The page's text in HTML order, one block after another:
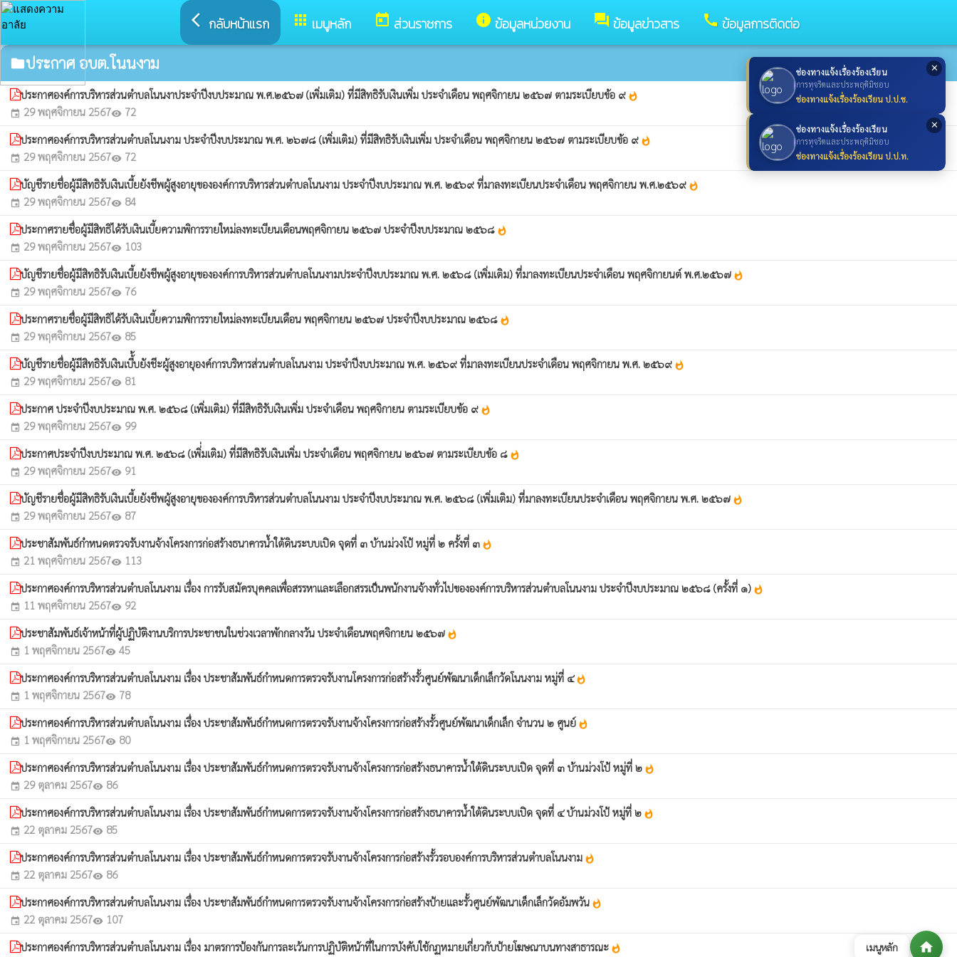
เมนูหลัก home
✕
ช่องทางแจ้งเรื่องร้องเรียน
การทุจริตและประพฤติมิชอบ
ช่องทางแจ้งเรื่องร้องเรียน ป.ป.ช.
✕
ช่องทางแจ้งเรื่องร้องเรียน
การทุจริตและประพฤติมิชอบ
ช่องทางแจ้งเรื่องร้องเรียน ป.ป.ท.
arrow_back_ios กลับหน้าแรก apps เมนูหลัก today ส่วนราชการ info ข้อมูลหน่วยงาน forum ข้อมูลข่าวสาร call ข้อมูลการติดต่อ
folderประกาศ อบต.โนนงาม
ประกาศองค์การบริหารส่วนตำบลโนนงาประจำปีงบประมาณ พ.ศ.๒๕๖๗ (เพิ่มเติม) ที่มีสิทธิรับเงินเพิ่ม ประจำเดือน พฤศจิกายน ๒๕๖๗ ตามระเบียบข้อ ๙ whatshot
event 29 พฤศจิกายน 2567visibility 72
ประกาศองค์การบริหารส่วนตำบลโนนงาม ประจำปีงบประมาณ พ.ศ. ๒๖๗๘ (เพิ่มเติม) ที่มีสิทธิรับเงินเพิ่ม ประจำเดือน พฤศจิกายน ๒๕๖๗ ตามระเบียบข้อ ๙ whatshot
event 29 พฤศจิกายน 2567visibility 72
บัญชีรายชื่อผู้มีสิทธิรับเงินเบี้ยยังชีพผู้สูงอายุขององค์การบริหารส่วนตำบลโนนงาม ประจำปีงบประมาณ พ.ศ. ๒๕๖๙ ที่มาลงทะเบียนประจำเดือน พฤศจิกายน พ.ศ.๒๕๖๙ whatshot
event 29 พฤศจิกายน 2567visibility 84
ประกาศรายชื่อผู้มีสิทธิได้รับเงินเบี้ยความพิการรายใหม่ลงทะเบียนเดือนพฤศจิกายน ๒๕๖๗ ประจำปีงบประมาณ ๒๕๖๘ whatshot
event 29 พฤศจิกายน 2567visibility 103
บัญชีรายชื่อผู้มีสิทธิรับเงินเบี้ยยังชีพผู้สูงอายุขององค์การบริหารส่วนตำบลโนนงามประจำปีงบประมาณ พ.ศ. ๒๕๖๘ (เพิ่มเติม) ที่มาลงทะเบียนประจำเดือน พฤศจิกายนต์ พ.ศ.๒๕๖๗ whatshot
event 29 พฤศจิกายน 2567visibility 76
ประกาศรายชื่อผู้มีสิทธิได้รับเงินเบี้ยความพิการรายใหม่ลงทะเบียนเดือน พฤศจิกายน ๒๕๖๗ ประจำปีงบประมาณ ๒๕๖๘ whatshot
event 29 พฤศจิกายน 2567visibility 85
บัญชีรายชื่อผู้มีสิทธิรับเงินเบี้้บยังชีะผู้สูงอายุองค์การบริหารส่วนตำบลโนนงาม ประจำปีงบประมาณ พ.ศ. ๒๕๖๙ ที่มาลงทะเบียนประจำเดือน พฤศจิกายน พ.ศ. ๒๕๖๙ whatshot
event 29 พฤศจิกายน 2567visibility 81
ประกาศ ประจำปีงบประมาณ พ.ศ. ๒๕๖๘ (เพิ่มเติม) ที่มีสิทธิรับเงินเพิ่ม ประจำเดือน พฤศจิกายน ตามระเบียบข้อ ๙ whatshot
event 29 พฤศจิกายน 2567visibility 99
ประกาศประจำปีงบประมาณ พ.ศ. ๒๕๖๘ (เพิ่่มเติม) ที่มีสิทธิรับเงินเพิ่ม ประจำเดือน พฤศจิกายน ๒๕๖๗ ตามระเบียบข้อ ๘ whatshot
event 29 พฤศจิกายน 2567visibility 91
บัญชีรายชื่อผู้มีสิทธิรับเงินเบี้ยยังชีพผู้สูงอายุขององค์การบริหารส่วนตำบลโนนงาม ประจำปีงบประมาณ พ.ศ. ๒๕๖๘ (เพิ่มเติม) ที่มาลงทะเบียนประจำเดือน พฤศจิกายน พ.ศ. ๒๕๖๗ whatshot
event 29 พฤศจิกายน 2567visibility 87
ประชาสัมพันธ์กำหนดตรวจรับงานจ้างโครงการก่อสร้างธนาคารน้ำใต้ดินระบบเปิด จุดที่ ๓ บ้านม่วงโป้ หมู่ที่ ๒ ครั้งที่ ๓ whatshot
event 21 พฤศจิกายน 2567visibility 113
ประกาศองค์การบริหารส่วนตำบลโนนงาม เรื่อง การรับสมัครบุคคลเพื่อสรรหาและเลือกสรรเป็นพนักงานจ้างทั่วไปขององค์การบริหารส่วนตำบลโนนงาม ประจำปีงบประมาณ ๒๕๖๘ (ครั้งที่ ๑) whatshot
event 11 พฤศจิกายน 2567visibility 92
ประชาสัมพันธ์เจ้าหน้าที่ผู้ปฏิบัติงานบริการประชาชนในช่วงเวลาพักกลางวัน ประจำเดือนพฤศจิกายน ๒๕๖๗ whatshot
event 1 พฤศจิกายน 2567visibility 45
ประกาศองค์การบริหารส่วนตำบลโนนงาม เรื่อง ประชาสัมพันธ์กำหนดการตรวจรับงานโครงการก่อสร้างรั้วศูนย์พัฒนาเด็กเล็กวัดโนนงาม หมู่ที่ ๔whatshot
event 1 พฤศจิกายน 2567visibility 78
ประกาศองค์การบริหารส่วนตำบลโนนงาม เรื่อง ประชาสัมพันธ์กำหนดการตรวจรับงานจ้างโครงการก่อสร้างรั้วศูนย์พัฒนาเด็กเล็ก จำนวน ๒ ศูนย์ whatshot
event 1 พฤศจิกายน 2567visibility 80
ประกาศองค์การบริหารส่วนตำบลโนนงาม เรื่อง ประชาสัมพันธ์กำหนดการตรวจรับงานจ้างโครงการก่อสร้างธนาคารน้ำใต้ดินระบบเปิด จุดที่ ๓ บ้านม่วงโป้ หมู่ที่ ๒ whatshot
event 29 ตุลาคม 2567visibility 86
ประกาศองค์การบริหารส่วนตำบลโนนงาม เรื่อง ประชาสัมพันธ์กำหนดการตรวจรับงานจ้างโครงการก่อสร้างธนาคารน้ำใต้ดินระบบเปิด จุดที่ ๔ บ้านม่วงโป้ หมู่ที่ ๒ whatshot
event 22 ตุลาคม 2567visibility 85
ประกาศองค์การบริหารส่วนตำบลโนนงาม เรื่อง ประชาสัมพันธ์กำหนดการตรวจรับงานจ้างโครงการก่อสร้างรั้วรอบองค์การบริหารส่วนตำบลโนนงาม whatshot
event 22 ตุลาคม 2567visibility 86
ประกาศองค์การบริหารส่วนตำบลโนนงาม เรื่อง ประชาสัมพันธ์กำหนดการตรวจรับงานจ้างโครงการก่อสร้างป้ายและรั้วศูนย์พัฒนาเด็กเล็กวัดอัมพวัน whatshot
event 22 ตุลาคม 2567visibility 107
ประกาศองค์การบริหารส่วนตำบลโนนงาม เรื่อง มาตรการป้องกันการละเว้นการปฏิบัติหน้าที่ในการบังคับใช้กฏหมายเกี่ยวกับป้ายโฆษณาบนทางสาธารณะ whatshot